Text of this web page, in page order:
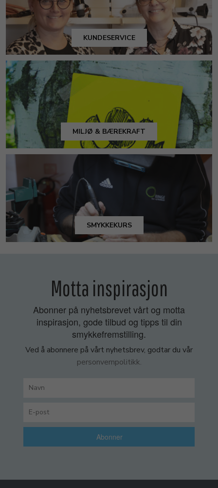
KUNDESERVICE
MILJØ & BÆREKRAFT
SMYKKEKURS
Motta inspirasjon
Abonner på nyhetsbrevet vårt og motta
inspirasjon, gode tilbud og tipps til din
smykkefremstilling.
Ved å abonnere på vårt nyhetsbrev, godtar du vår
personvernpolitikk.
Abonner